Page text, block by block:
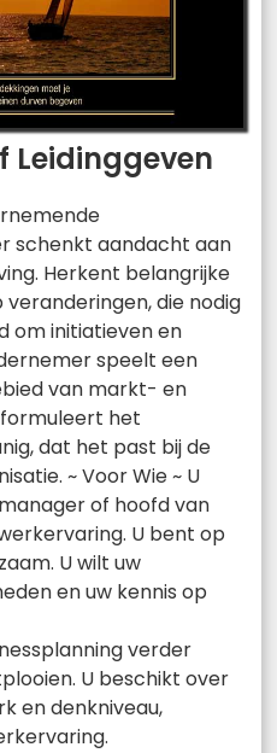
Leidinggeven
schenkt aandacht aan
Herkent belangrijke
die nodig
om initiatieven en
speelt een
van markt- en
het
dat het past bij de
~ Voor Wie ~ U
of hoofd van
U bent op
U wilt uw
en uw kennis op
verder
U beschikt over
en denkniveau,